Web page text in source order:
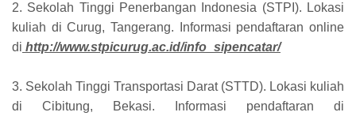
2. Sekolah Tinggi Penerbangan Indonesia (STPI). Lokasi
kuliah di Curug, Tangerang. Informasi pendaftaran online
di http://www.stpicurug.ac.id/info_sipencatar/
3. Sekolah Tinggi Transportasi Darat (STTD). Lokasi kuliah
di Cibitung, Bekasi. Informasi pendaftaran di